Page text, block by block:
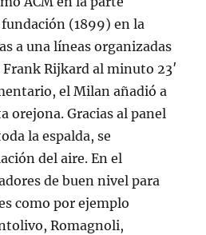
(1899) en la
a una líneas organizadas
Rijkard al minuto 23′
el Milan añadió a
orejona. Gracias al panel
la espalda, se
del aire. En el
de buen nivel para
como por ejemplo
Romagnoli,